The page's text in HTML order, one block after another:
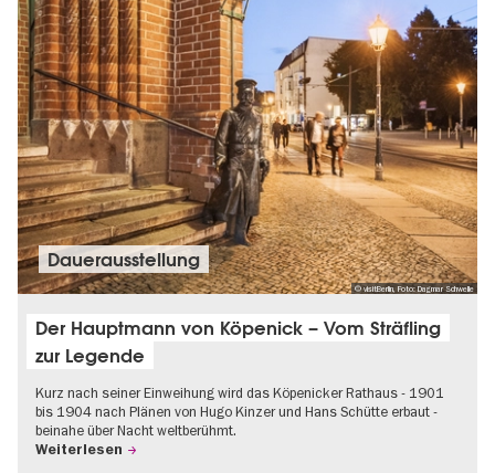
© visitBerlin, Foto: Dagmar Schwelle
Dauer­aus­stel­lung
Der Hauptmann von Köpenick – Vom Sträfling
zur Legende
Kurz nach seiner Einweihung wird das Köpenicker Rathaus - 1901
bis 1904 nach Plänen von Hugo Kinzer und Hans Schütte erbaut -
beinahe über Nacht weltberühmt.
Weiterlesen